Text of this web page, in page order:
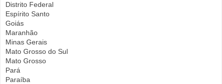
Distrito Federal
Espírito Santo
Goiás
Maranhão
Minas Gerais
Mato Grosso do Sul
Mato Grosso
Pará
Paraíba